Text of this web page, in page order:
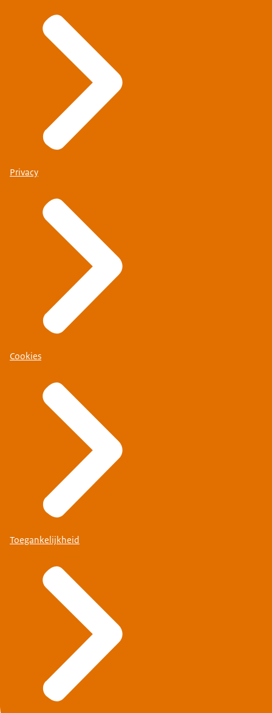
Privacy
Cookies
Toegankelijkheid